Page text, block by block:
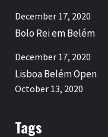
December 17, 2020
Bolo Rei em Belém
December 17, 2020
Lisboa Belém Open
October 13, 2020
Tags